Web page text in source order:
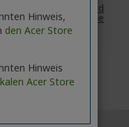
Standard
Garantie
Hinweis,
den Acer Store
Hinweis
Acer Store